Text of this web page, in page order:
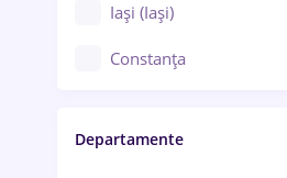
Iași (Iași)
Constanța
Brașov
Departamente